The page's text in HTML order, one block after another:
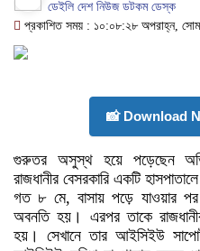
ডেইলি দেশ নিউজ ডটকম ডেস্ক
প্রকাশিত সময় : ১০:০৮:২৮ অপরাহ্ন,
📸 Download
গুরুতর অসুস্থ হয়ে পড়েছেন
রাজধানীর বেসরকারি একটি
গত ৮ মে, বাসায় পড়ে যাওয়ার পর
অবনতি হয়। এরপর তাকে
হয়। সেখানে তার আইসিইউ